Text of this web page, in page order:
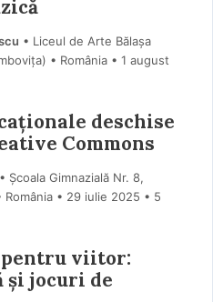
• Liceul de Arte Bălașa
• România
1 august
deschise
Commons
• Școala Gimnazială Nr. 8,
29 iulie 2025 • 5
viitor:
și jocuri de